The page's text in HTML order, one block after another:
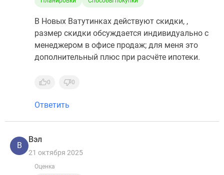
В Новых Ватутинках действуют скидки, ,
размер скидки обсуждается индивидуально с
менеджером в офисе продаж; для меня это
дополнительный плюс при расчёте ипотеки.
0 0
Ответить
В
Вэл
21 октября 2025
Оценка